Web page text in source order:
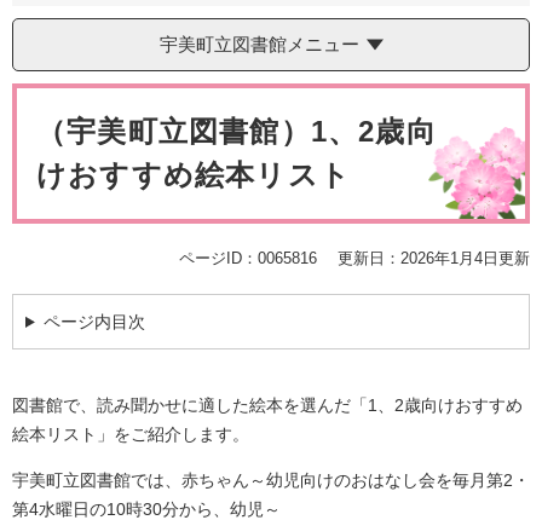
Multilingual（English・中文・한글）
宇美町立図書館メニュー
（宇美町立図書館）1、2歳向
けおすすめ絵本リスト
ページID：0065816 更新日：2026年1月4日更新
ページ内目次
図書館で、読み聞かせに適した絵本を選んだ「1、2歳向けおすすめ
絵本リスト」をご紹介します。
宇美町立図書館では、赤ちゃん～幼児向けのおはなし会を毎月第2・
第4水曜日の10時30分から、幼児～